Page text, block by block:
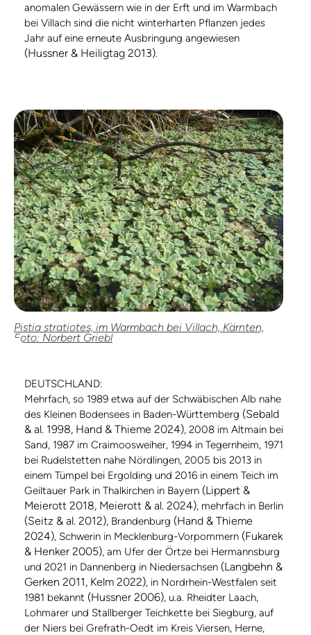
anomalen Gewässern wie in der Erft und im Warmbach
bei Villach sind die nicht winterharten Pflanzen jedes
Jahr auf eine erneute Ausbringung angewiesen
(Hussner & Heiligtag 2013)
Pistia stratiotes, im Warmbach bei Villach, Kärnten,
Foto: Norbert Griebl
DEUTSCHLAND:
Mehrfach, so 1989 etwa auf der Schwäbischen Alb nahe
des Kleinen Bodensees in Baden-Württemberg (Sebald
& al. 1998, Hand & Thieme 2024), 2008 im Altmain bei
Sand, 1987 im Craimoosweiher, 1994 in Tegernheim, 1971
bei Rudelstetten nahe Nördlingen, 2005 bis 2013 in
einem Tümpel bei Ergolding und 2016 in einem Teich im
Geiltauer Park in Thalkirchen in Bayern (Lippert &
Meierott 2018, Meierott & al. 2024), mehrfach in Berlin
(Seitz & al. 2012), Brandenburg (Hand & Thieme
2024), Schwerin in Mecklenburg-Vorpommern (Fukarek
& Henker 2005), am Ufer der Örtze bei Hermannsburg
und 2021 in Dannenberg in Niedersachsen (Langbehn &
Gerken 2011, Kelm 2022), in Nordrhein-Westfalen seit
1981 bekannt (Hussner 2006), u.a. Rheidter Laach,
Lohmarer und Stallberger Teichkette bei Siegburg, auf
der Niers bei Grefrath-Oedt im Kreis Viersen, Herne,